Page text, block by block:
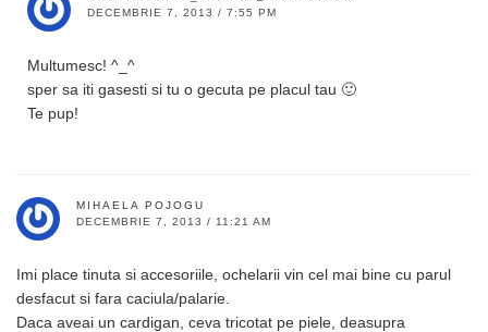
DECEMBRIE 7, 2013 / 7:55 PM
Multumesc! ^_^
sper sa iti gasesti si tu o gecuta pe placul tau 🙂
Te pup!
MIHAELA POJOGU
DECEMBRIE 7, 2013 / 11:21 AM
Imi place tinuta si accesoriile, ochelarii vin cel mai bine cu parul
desfacut si fara caciula/palarie.
Daca aveai un cardigan, ceva tricotat pe piele, deasupra